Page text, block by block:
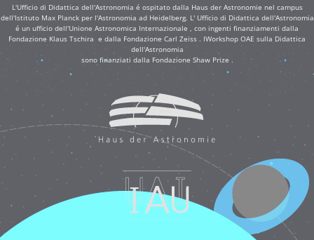
L'Ufficio di Didattica dell'Astronomia é ospitato dalla Haus der Astronomie nel campus
dell'Istituto Max Planck per l'Astronomia ad Heidelberg. L' Ufficio di Didattica dell'Astronomia
é un ufficio dell'Unione Astronomica Internazionale , con ingenti finanziamenti dalla
Fondazione Klaus Tschira e dalla Fondazione Carl Zeiss . IWorkshop OAE sulla Didattica
dell'Astronomia
sono finanziati dalla Fondazione Shaw Prize .